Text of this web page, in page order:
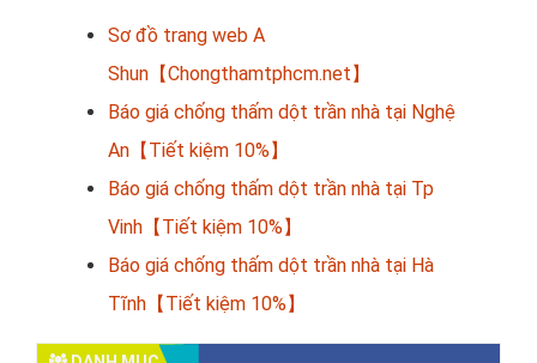
Sơ đồ trang web A
Shun【Chongthamtphcm.net】
Báo giá chống thấm dột trần nhà tại Nghệ
An【Tiết kiệm 10%】
Báo giá chống thấm dột trần nhà tại Tp
Vinh【Tiết kiệm 10%】
Báo giá chống thấm dột trần nhà tại Hà
Tĩnh【Tiết kiệm 10%】